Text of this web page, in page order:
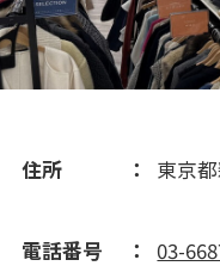
住所
東京
電話番号
03-